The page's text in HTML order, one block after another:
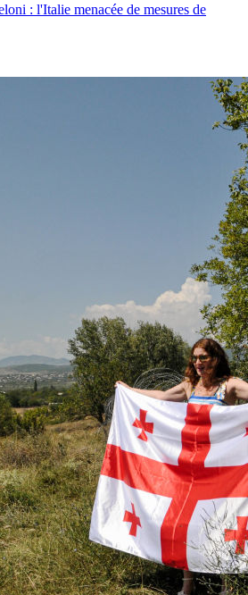
: l'Italie menacée de mesures de